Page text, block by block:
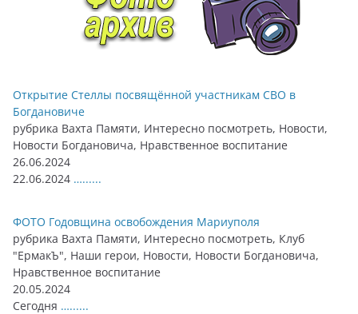
Открытие Стеллы посвящённой участникам СВО в
Богдановиче
рубрика Вахта Памяти, Интересно посмотреть, Новости,
Новости Богдановича, Нравственное воспитание
26.06.2024
22.06.2024 …......
ФОТО Годовщина освобождения Мариуполя
рубрика Вахта Памяти, Интересно посмотреть, Клуб
"ЕрмакЪ", Наши герои, Новости, Новости Богдановича,
Нравственное воспитание
20.05.2024
Сегодня …......